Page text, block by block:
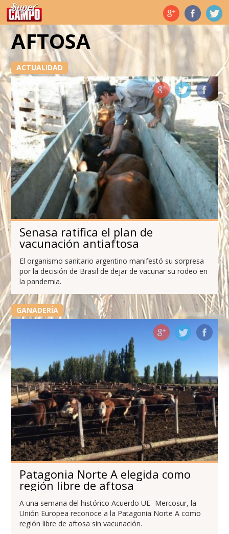
Temas de hoy
AFTOSA
ACTUALIDAD
Senasa ratifica el plan de
vacunación antiaftosa
El organismo sanitario argentino manifestó su sorpresa
por la decisión de Brasil de dejar de vacunar su rodeo en
la pandemia.
GANADERÍA
Patagonia Norte A elegida como
región libre de aftosa
A una semana del histórico Acuerdo UE- Mercosur, la
Unión Europea reconoce a la Patagonia Norte A como
región libre de aftosa sin vacunación.